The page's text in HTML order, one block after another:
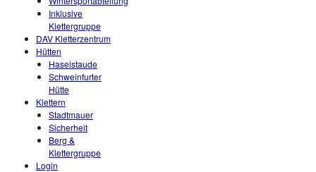
Inklusive
Klettergruppe
DAV Kletterzentrum
Hütten
Haselstaude
Schweinfurter
Hütte
Klettern
Stadtmauer
Sicherheit
Berg &
Klettergruppe
Login